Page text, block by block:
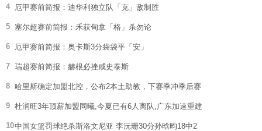
4 厄甲赛前简报：迪华利独立队「克」敌制胜
5 塞尔超赛前简报：禾获甸拿「格」杀勿论
6 厄甲赛前简报：奥卡斯3分袋袋平「安」
7 瑞超赛前简报：赫根必挫咸史泰斯
8 哈里斯确定加盟北控，公布2本土助教，下赛季冲季后赛
9 杜润旺3年顶薪加盟同曦,今夏已有6人离队,广东加速重建
10中国女篮罚球绝杀斯洛文尼亚 李沅珊30分孙晗昀18中2